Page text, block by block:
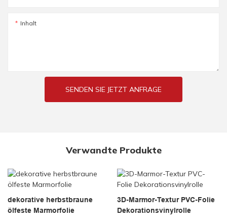
Inhalt
SENDEN SIE JETZT ANFRAGE
Verwandte Produkte
dekorative herbstbraune
ölfeste Marmorfolie
3D-Marmor-Textur PVC-Folie
Dekorationsvinylrolle